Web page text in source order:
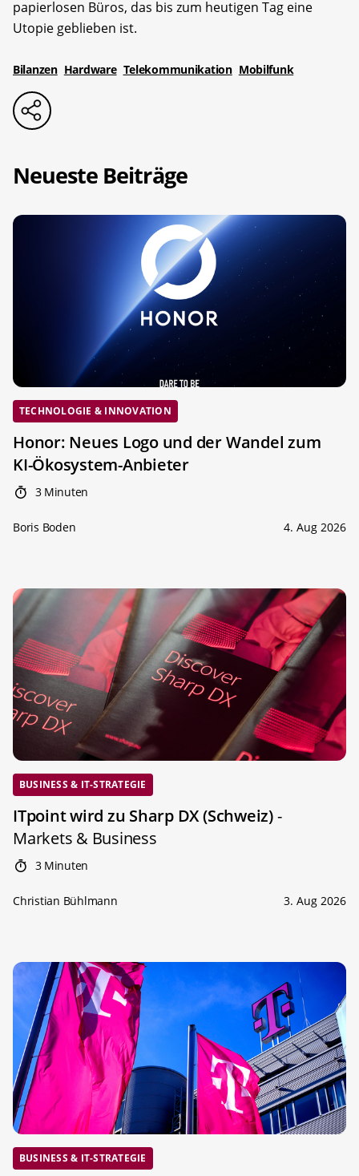
papierlosen Büros, das bis zum heutigen Tag eine
Utopie geblieben ist.
Bilanzen Hardware Telekommunikation Mobilfunk
Neueste Beiträge
TECHNOLOGIE & INNOVATION
Honor: Neues Logo und der Wandel zum
KI-Ökosystem-Anbieter
3 Minuten
Boris Boden 4. Aug 2026
BUSINESS & IT-STRATEGIE
ITpoint wird zu Sharp DX (Schweiz)-
Markets & Business
3 Minuten
Christian Bühlmann 3. Aug 2026
BUSINESS & IT-STRATEGIE